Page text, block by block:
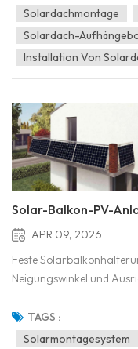
usw. Die Hängebolzen
Stahlt...
Solardachmontage
Solardach-
Installation Von
Solar-Balkon-PV-
APR 09, 2026
Feste
Neigungswinkel und
unverändert. Der Winkel
in einem Arbeitsgang
TAGS :
Solarmontagesystem